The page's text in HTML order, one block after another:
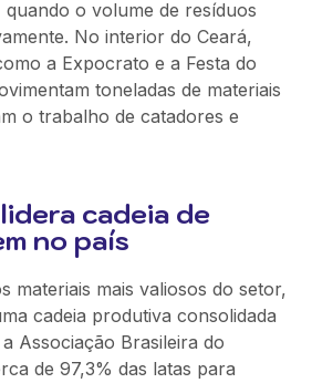
o volume de resíduos
No interior do Ceará,
a Expocrato e a Festa do
toneladas de materiais
o trabalho de catadores e
cadeia de
no país
materiais mais valiosos do setor,
cadeia produtiva consolidada
Associação Brasileira do
de 97,3% das latas para